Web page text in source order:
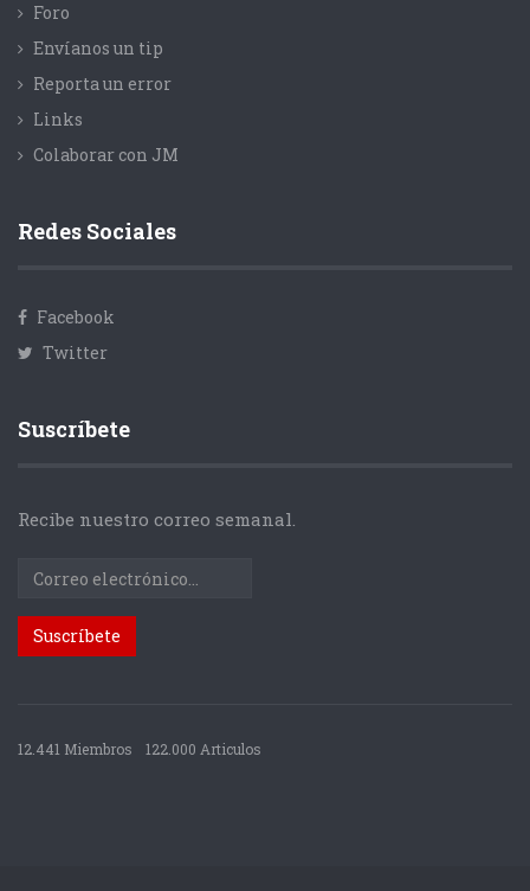
Foro
Envíanos un tip
Reporta un error
Links
Colaborar con JM
Redes Sociales
Facebook
Twitter
Suscríbete
Recibe nuestro correo semanal.
12.441 Miembros 122.000 Articulos